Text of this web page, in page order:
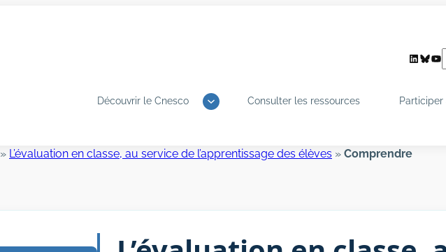
LinkedIn
Découvrir le Cnesco Consulter les ressources
» L’évaluation en classe, au service de l’apprentissage des élèves » Comprendre